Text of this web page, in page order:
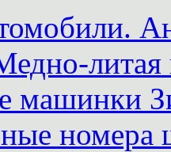
литая